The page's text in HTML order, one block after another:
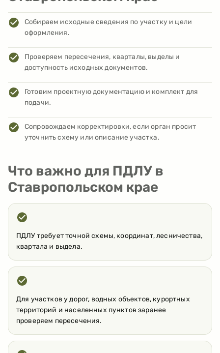
Собираем исходные сведения по участку и цели
оформления.
Проверяем пересечения, кварталы, выделы и
доступность исходных документов.
Готовим проектную документацию и комплект для
подачи.
Сопровождаем корректировки, если орган просит
уточнить схему или описание участка.
Что важно для ПДЛУ в
Ставропольском крае
ПДЛУ требует точной схемы, координат, лесничества,
квартала и выдела.
Для участков у дорог, водных объектов, курортных
территорий и населенных пунктов заранее
проверяем пересечения.